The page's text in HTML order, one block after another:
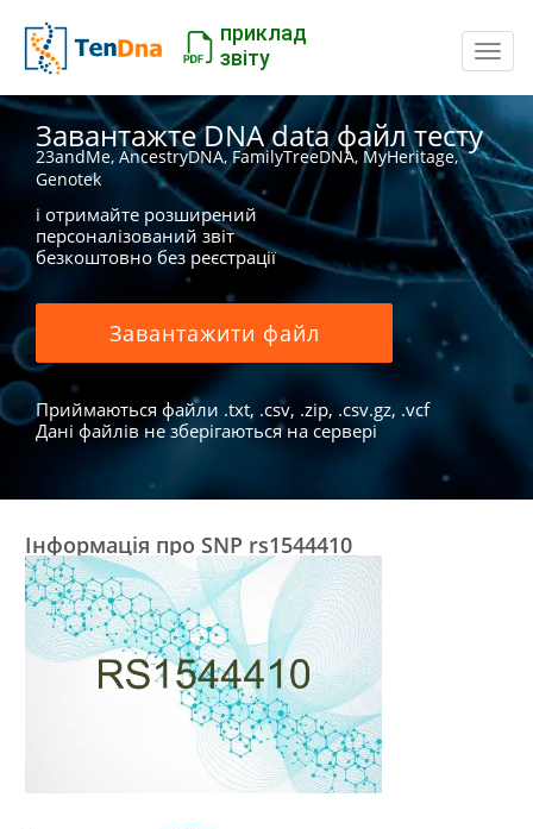
приклад
звіту
Завантажте DNA data файл тесту
23andMe, AncestryDNA, FamilyTreeDNA, MyHeritage,
Genotek
і отримайте розширений
персоналізований звіт
безкоштовно без реєстрації
Завантажити файл
Приймаються файли .txt, .csv, .zip, .csv.gz, .vcf
Дані файлів не зберігаються на сервері
Інформація про SNP rs1544410